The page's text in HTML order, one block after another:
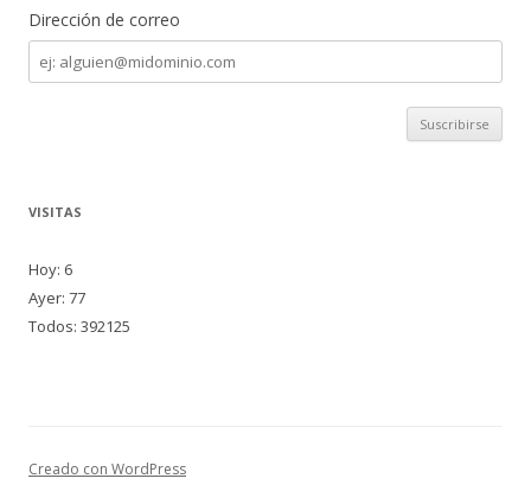
Dirección de correo
Dirección
de
correo
VISITAS
Hoy: 6
Ayer: 77
Todos: 392125
Creado con WordPress